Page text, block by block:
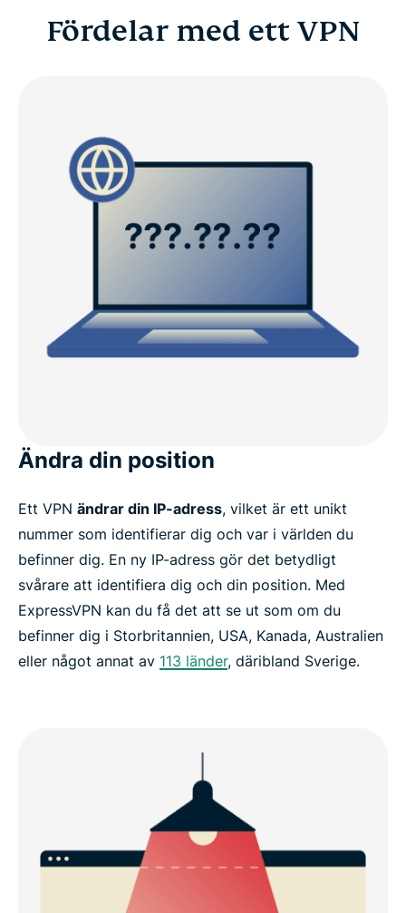
Fördelar med ett VPN
Ändra din position
Ett VPN ändrar din IP-adress, vilket är ett unikt
nummer som identifierar dig och var i världen du
befinner dig. En ny IP-adress gör det betydligt
svårare att identifiera dig och din position. Med
ExpressVPN kan du få det att se ut som om du
befinner dig i Storbritannien, USA, Kanada, Australien
eller något annat av 113 länder, däribland Sverige.